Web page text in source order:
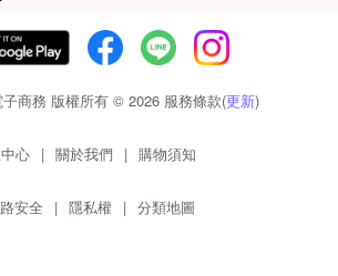
子商務 版權所有 © 2026 服務條款(更新)
心 | 關於我們 | 購物須知
安全 | 隱私權 | 分類地圖